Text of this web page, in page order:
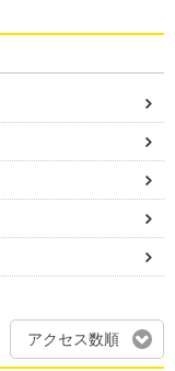
アクセス数順